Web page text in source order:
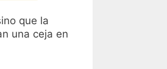
que la
una ceja en